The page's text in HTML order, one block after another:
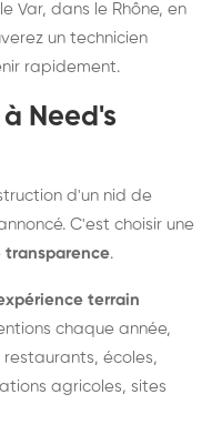
Var, dans le Rhône, en
un technicien
rapidement.
Need's
d'un nid de
C'est choisir une
transparence.
terrain
chaque année,
écoles,
agricoles, sites